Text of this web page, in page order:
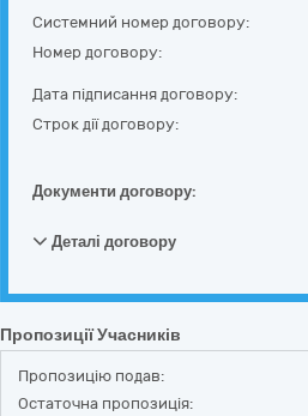
Системний номер договору:
Номер договору:
Дата підписання договору:
Строк дії договору:
Документи договору:
Деталі договору
Пропозиції Учасників
Пропозицію подав:
Остаточна пропозиція: